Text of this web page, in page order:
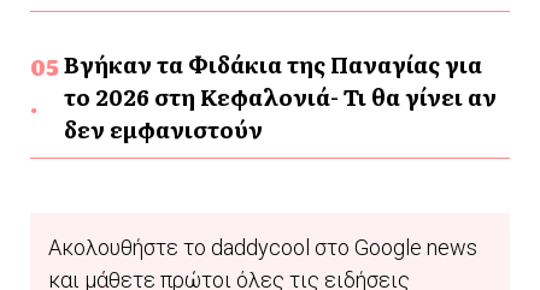
Βγήκαν τα Φιδάκια της Παναγίας για
το 2026 στη Κεφαλονιά- Τι θα γίνει αν
δεν εμφανιστούν
Ακολουθήστε το daddycool στο Google news
και μάθετε πρώτοι όλες τις ειδήσεις